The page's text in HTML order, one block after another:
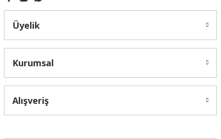
Üyelik
Kurumsal
Alışveriş